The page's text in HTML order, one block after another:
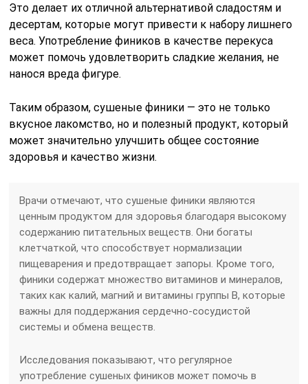
Это делает их отличной альтернативой сладостям и
десертам, которые могут привести к набору лишнего
веса. Употребление фиников в качестве перекуса
может помочь удовлетворить сладкие желания, не
нанося вреда фигуре.
Таким образом, сушеные финики — это не только
вкусное лакомство, но и полезный продукт, который
может значительно улучшить общее состояние
здоровья и качество жизни.
Врачи отмечают, что сушеные финики являются
ценным продуктом для здоровья благодаря высокому
содержанию питательных веществ. Они богаты
клетчаткой, что способствует нормализации
пищеварения и предотвращает запоры. Кроме того,
финики содержат множество витаминов и минералов,
таких как калий, магний и витамины группы B, которые
важны для поддержания сердечно-сосудистой
системы и обмена веществ.
Исследования показывают, что регулярное
употребление сушеных фиников может помочь в